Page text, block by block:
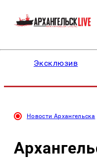
Эксклюзив
Новости Архангельска